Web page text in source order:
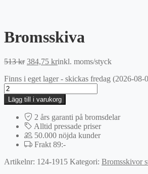
Bromsskiva
513kr Det
priset
513 kr.
384,75 krDet
priset
384,75 kr.
inkl. moms/styck
Finns i eget lager - skickas fredag (2026-08-
Bromsskiva
mängd
Lägg till i varukorg
2 års garanti på bromsdelar
Alltid pressade priser
50.000 nöjda kunder
Frakt 89:-
Artikelnr: 124-1915 Kategori: Bromsskivor